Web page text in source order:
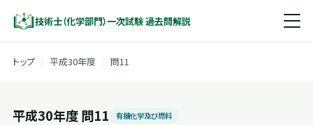
技術士（化学部門）一次試験 過去問解説
トップ 平成30年度 問11
平成30年度 問11 有機化学及び燃料